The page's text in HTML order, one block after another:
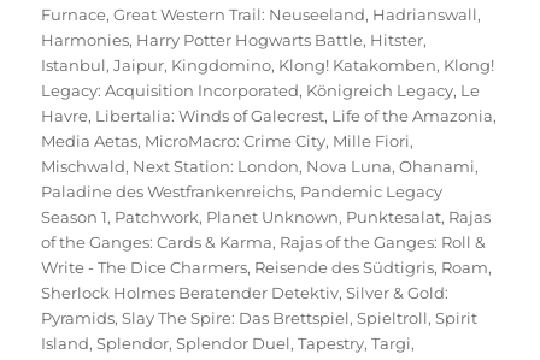
Furnace,Great Western Trail: Neuseeland, Hadrianswall,
Harmonies, Harry Potter Hogwarts Battle, Hitster,
Istanbul,Jaipur, Kingdomino, Klong! Katakomben, Klong!
Legacy: Acquisition Incorporated, Königreich Legacy, Le
Havre, Libertalia: Winds of Galecrest, Life of the Amazonia,
Media Aetas, MicroMacro: Crime City, Mille Fiori,
Mischwald, Next Station: London, Nova Luna,Ohanami,
Paladine des Westfrankenreichs, Pandemic Legacy
Season 1, Patchwork, Planet Unknown, Punktesalat, Rajas
of the Ganges: Cards & Karma, Rajas of the Ganges: Roll &
Write - The Dice Charmers, Reisende des Südtigris, Roam,
Sherlock Holmes Beratender Detektiv,Silver & Gold:
Pyramids,Slay The Spire: Das Brettspiel,Spieltroll,Spirit
Island,Splendor,Splendor Duel,Tapestry,Targi,